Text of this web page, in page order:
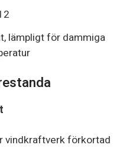
lämpligt för dammiga
vindkraftverk förkortad